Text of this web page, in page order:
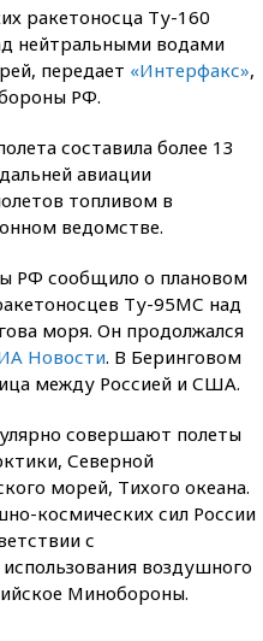
ракетоносца Ту-160
нейтральными водами
передает «Интерфакс»,
РФ.
составила более 13
авиации
топливом в
ведомстве.
РФ сообщило о плановом
Ту-95МС над
моря. Он продолжался
Новости. В Беринговом
между Россией и США.
совершают полеты
Северной
морей, Тихого океана.
космических сил России
с
воздушного
Минобороны.